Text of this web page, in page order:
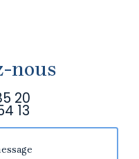
nous
20
13